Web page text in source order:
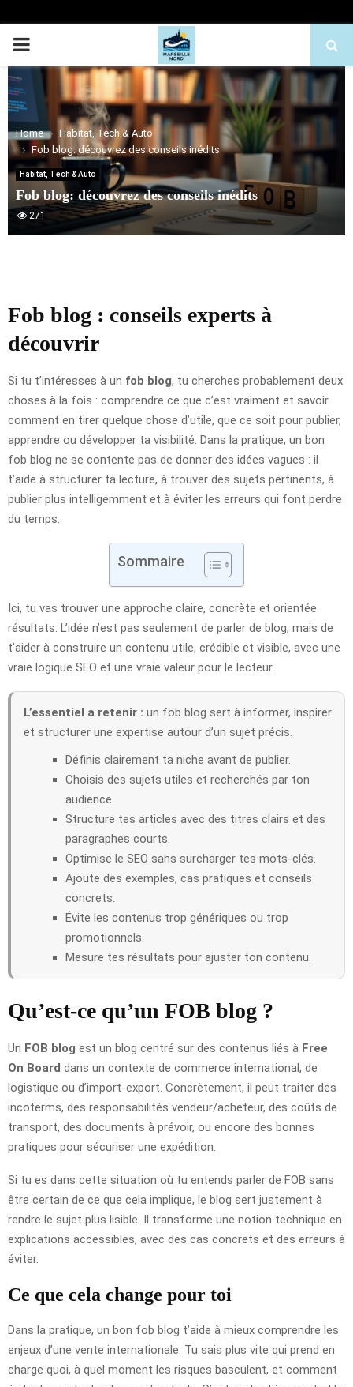
PRIMARY
MENU
Home
Habitat, Tech & Auto
Fob blog: découvrez des conseils inédits
Habitat, Tech & Auto
Fob blog: découvrez des conseils inédits
271
Fob blog : conseils experts à
découvrir
Si tu t’intéresses à un fob blog, tu cherches probablement deux
choses à la fois : comprendre ce que c’est vraiment et savoir
comment en tirer quelque chose d’utile, que ce soit pour publier,
apprendre ou développer ta visibilité. Dans la pratique, un bon
fob blog ne se contente pas de donner des idées vagues : il
t’aide à structurer ta lecture, à trouver des sujets pertinents, à
publier plus intelligemment et à éviter les erreurs qui font perdre
du temps.
Sommaire
Ici, tu vas trouver une approche claire, concrète et orientée
résultats. L’idée n’est pas seulement de parler de blog, mais de
t’aider à construire un contenu utile, crédible et visible, avec une
vraie logique SEO et une vraie valeur pour le lecteur.
L’essentiel a retenir : un fob blog sert à informer, inspirer
et structurer une expertise autour d’un sujet précis.
Définis clairement ta niche avant de publier.
Choisis des sujets utiles et recherchés par ton
audience.
Structure tes articles avec des titres clairs et des
paragraphes courts.
Optimise le SEO sans surcharger tes mots-clés.
Ajoute des exemples, cas pratiques et conseils
concrets.
Évite les contenus trop génériques ou trop
promotionnels.
Mesure tes résultats pour ajuster ton contenu.
Qu’est-ce qu’un FOB blog ?
Un FOB blog est un blog centré sur des contenus liés à Free
On Board dans un contexte de commerce international, de
logistique ou d’import-export. Concrètement, il peut traiter des
incoterms, des responsabilités vendeur/acheteur, des coûts de
transport, des documents à prévoir, ou encore des bonnes
pratiques pour sécuriser une expédition.
Si tu es dans cette situation où tu entends parler de FOB sans
être certain de ce que cela implique, le blog sert justement à
rendre le sujet plus lisible. Il transforme une notion technique en
explications accessibles, avec des cas concrets et des erreurs à
éviter.
Ce que cela change pour toi
Dans la pratique, un bon fob blog t’aide à mieux comprendre les
enjeux d’une vente internationale. Tu sais plus vite qui prend en
charge quoi, à quel moment les risques basculent, et comment